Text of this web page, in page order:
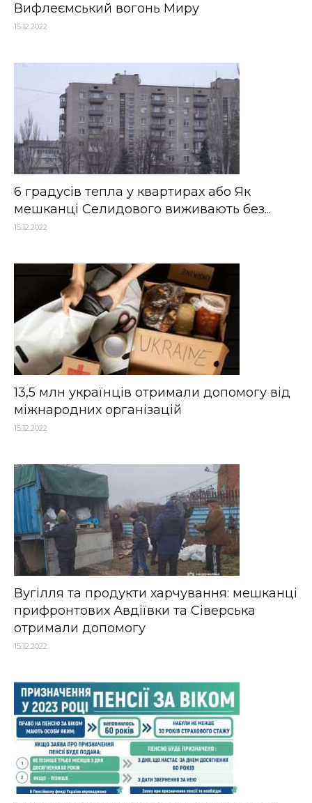
Вифлеємський вогонь Миру
15.12.2022
6 градусів тепла у квартирах або Як
мешканці Селидового виживають без...
15.12.2022
13,5 млн українців отримали допомогу від
міжнародних організацій
15.12.2022
Вугілля та продукти харчування: мешканці
прифронтових Авдіївки та Сіверська
отримали допомогу
15.12.2022